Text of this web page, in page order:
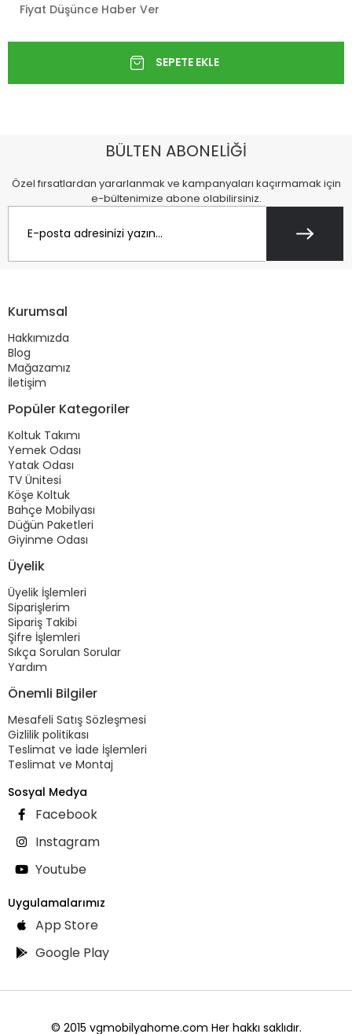
Fiyat Düşünce Haber Ver
BÜLTEN ABONELİĞİ
Özel fırsatlardan yararlanmak ve kampanyaları kaçırmamak için
e-bültenimize abone olabilirsiniz.
Kurumsal
Hakkımızda
Blog
Mağazamız
İletişim
Popüler Kategoriler
Koltuk Takımı
Yemek Odası
Yatak Odası
TV Ünitesi
Köşe Koltuk
Bahçe Mobilyası
Düğün Paketleri
Giyinme Odası
Üyelik
Üyelik İşlemleri
Siparişlerim
Sipariş Takibi
Şifre İşlemleri
Sıkça Sorulan Sorular
Yardım
Önemli Bilgiler
Mesafeli Satış Sözleşmesi
Gizlilik politikası
Teslimat ve İade İşlemleri
Teslimat ve Montaj
Sosyal Medya
Facebook
Instagram
Youtube
Uygulamalarımız
App Store
Google Play
© 2015 vgmobilyahome.com Her hakkı saklıdır.